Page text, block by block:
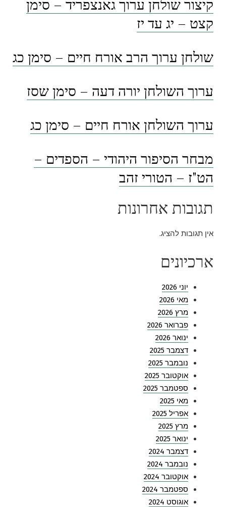
קצט – יג עד יז
שולחן ערוך הרב אורח חיים – סימן כג
ערוך השולחן יורה דעה – סימן שסז
ערוך השולחן אורח חיים – סימן כג
מבחר הסיפור היהודי – הספדים –
הט"ז – הטורי זהב
תגובות אחרונות
אין תגובות להציג.
ארכיונים
יוני 2026
מאי 2026
מרץ 2026
פברואר 2026
ינואר 2026
דצמבר 2025
נובמבר 2025
אוקטובר 2025
ספטמבר 2025
מאי 2025
אפריל 2025
מרץ 2025
ינואר 2025
דצמבר 2024
נובמבר 2024
אוקטובר 2024
ספטמבר 2024
אוגוסט 2024